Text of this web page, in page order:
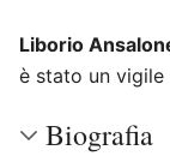
Liborio
è stato un vigile
Biografia